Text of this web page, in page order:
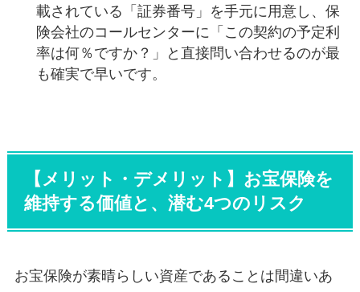
載されている「証券番号」を手元に用意し、保
険会社のコールセンターに「この契約の予定利
率は何％ですか？」と直接問い合わせるのが最
も確実で早いです。
【メリット・デメリット】お宝保険を
維持する価値と、潜む4つのリスク
お宝保険が素晴らしい資産であることは間違いあ